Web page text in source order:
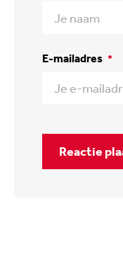
E-mailadres *
Reactie